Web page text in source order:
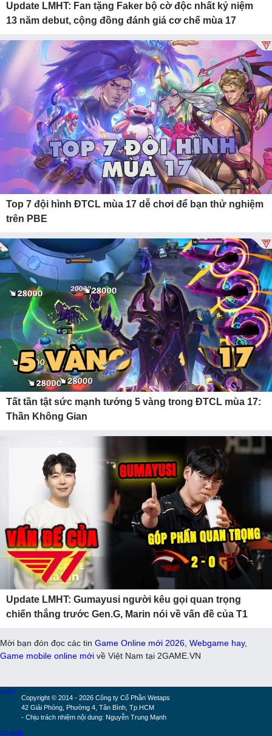
Update LMHT: Fan tặng Faker bộ cờ độc nhất kỷ niệm
13 năm debut, cộng đồng đánh giá cơ chế mùa 17
Top 7 đội hình ĐTCL mùa 17 dễ chơi để bạn thử nghiệm
trên PBE
Tất tần tật sức mạnh tướng 5 vàng trong ĐTCL mùa 17:
Thần Không Gian
Update LMHT: Gumayusi người kêu gọi quan trọng
chiến thắng trước Gen.G, Marin nói về vấn đề của T1
Mời bạn đón đọc các tin Game Online mới 2026 Webgame hay,
Game mobile online mới về Việt Nam tại 2GAME.VN
Copyright © 2014 - 2026 Công ty Cổ Phần Wetaps
42 Giải Phóng, Phường 4, Tân Bình, Tp.HCM
- Chịu trách nhiệm nội dung: Nguyễn Trung Mạnh
MXH
2GAME